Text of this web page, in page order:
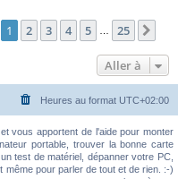
1sur25
1 2 3 4 5 25
Aller à
Heures au format UTC+02:00
vous apportent de l'aide pour monter
portable, trouver la bonne carte
test de matériel, dépanner votre PC,
même pour parler de tout et de rien. :-)